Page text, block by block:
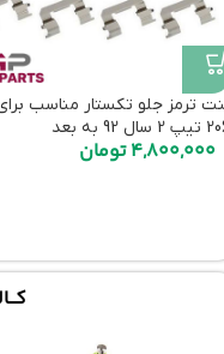
ترمز جلو تکستار مناسب
سال 92 به بعد
4,800,000تومان